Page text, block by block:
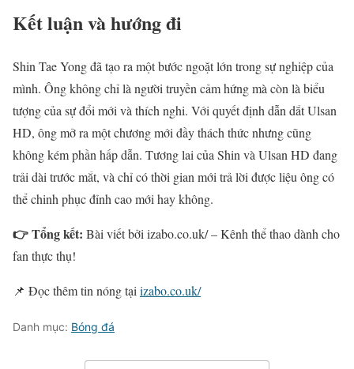
Kết luận và hướng đi
Shin Tae Yong đã tạo ra một bước ngoặt lớn trong sự nghiệp của
mình. Ông không chỉ là người truyền cảm hứng mà còn là biểu
tượng của sự đổi mới và thích nghi. Với quyết định dẫn dắt Ulsan
HD, ông mở ra một chương mới đầy thách thức nhưng cũng
không kém phần hấp dẫn. Tương lai của Shin và Ulsan HD đang
trải dài trước mắt, và chỉ có thời gian mới trả lời được liệu ông có
thể chinh phục đỉnh cao mới hay không.
👉 Tổng kết: Bài viết bởi izabo.co.uk/ – Kênh thể thao dành cho
fan thực thụ!
📌 Đọc thêm tin nóng tại izabo.co.uk/
Danh mục: Bóng đá